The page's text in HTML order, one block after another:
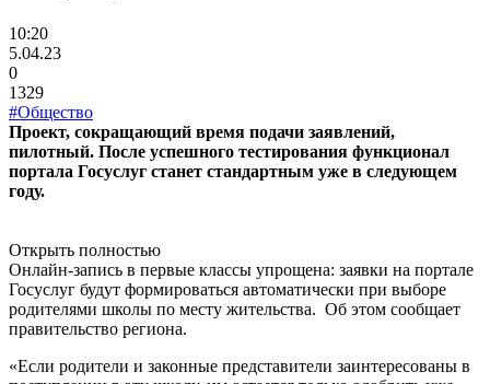
10:20
5.04.23
0
1329
#Общество
Проект, сокращающий время подачи заявлений,
пилотный. После успешного тестирования функционал
портала Госуслуг станет стандартным уже в следующем
году.
Открыть полностью
Онлайн-запись в первые классы упрощена: заявки на портале
Госуслуг будут формироваться автоматически при выборе
родителями школы по месту жительства. Об этом сообщает
правительство региона.
«Если родители и законные представители заинтересованы в